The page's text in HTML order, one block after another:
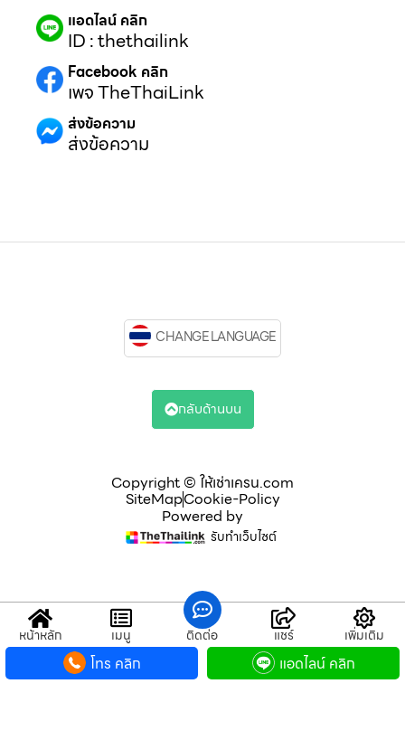
แอดไลน์ คลิก
ID : thethailink
Facebook คลิก
เพจ TheThaiLink
ส่งข้อความ
ส่งข้อความ
Copyright © ให้เช่าเครน.com
SiteMapCookie-Policy
Powered by
รับทำเว็บไซต์
CHANGE LANGUAGE
กลับด้านบน
หน้าหลัก เมนู ติดต่อ แชร์ เพิ่มเติม
โทร คลิก แอดไลน์ คลิก